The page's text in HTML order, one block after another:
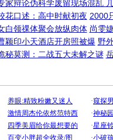
家辩论伪科学废留现场混乱
花口述：高中时献初夜 2000
白领祼体聚会放纵肉体 尚雯
颖印小天酒店开房照被爆 野
秘莫测：二战五大未解之谜
[圣诞节]
你太多
要平安
[圣诞节]